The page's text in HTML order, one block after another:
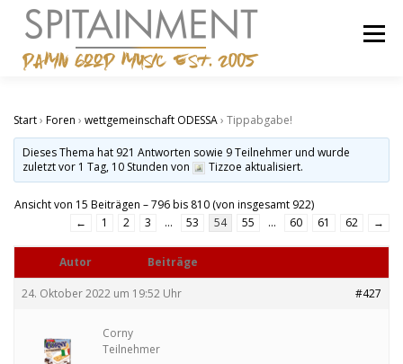
springen
Menü
Start› Foren › wettgemeinschaft ODESSA› Tippabgabe!
Dieses Thema hat 921 Antworten sowie 9 Teilnehmer und wurde
zuletztvor 1 Tag, 10 Stunden von Tizzoe aktualisiert.
Ansicht von 15 Beiträgen – 796 bis 810 (von insgesamt 922)
←
1 2 3 … 53 54 55 … 60 61 62 →
Autor Beiträge
24. Oktober 2022 um 19:52 Uhr #427
Corny
Teilnehmer